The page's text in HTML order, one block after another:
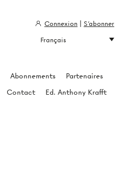
Abonnements
Partenaires
Contact Ed. Anthony Krafft
Connexion
S'abonner
Français